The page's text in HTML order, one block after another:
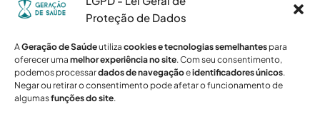
Proteção de Dados
AGeração de Saúdeutiliza cookies e tecnologias semelhantes para
oferecer uma melhor experiência no site. Com seu consentimento,
podemos processardados de navegaçãoeidentificadores únicos.
Negar ou retirar o consentimento pode afetar o funcionamento de
algumasfunções do site.
preservar sua
Monitorament
o de idosos à
distância: